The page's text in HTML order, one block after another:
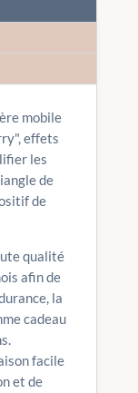
mobile
effets
les
de
de
qualité
afin de
la
cadeau
facile
et de